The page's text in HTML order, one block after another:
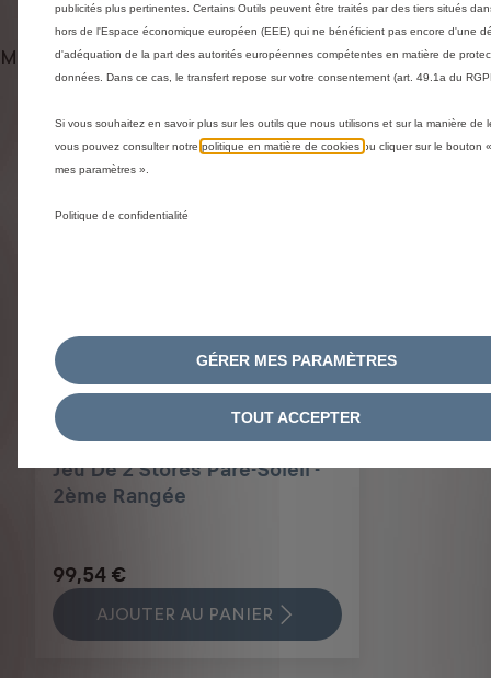
Méthodes de livraison et retours
Produits liés à cet article
You could be interested in these related products
Jeu De 2 Stores Pare-Soleil -
2ème Rangée
99,54 €
AJOUTER AU PANIER
publicités plus pertinentes. Certains Outils peuvent être traités par des tiers situés
hors de l'Espace économique européen (EEE) qui ne bénéficient pas encore d'une
d'adéquation de la part des autorités européennes compétentes en matière de
données. Dans ce cas, le transfert repose sur votre consentement (art. 49.1a du
Si vous souhaitez en savoir plus sur les outils que nous utilisons et sur la manière de
vous pouvez consulter notre politique en matière de cookies ou cliquer sur le bouton
mes paramètres ».
Politique de confidentialité
GÉRER MES PARAMÈTRES
TOUT ACCEPTER